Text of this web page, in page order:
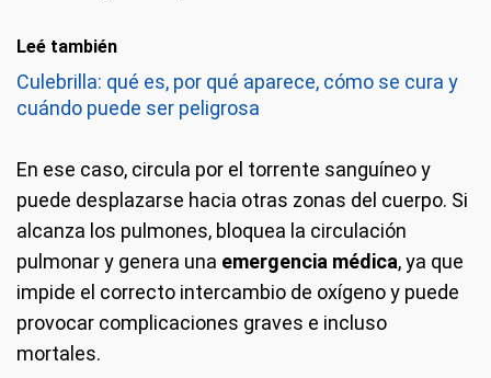
Leé también
Culebrilla: qué es, por qué aparece, cómo se cura y
cuándo puede ser peligrosa
En ese caso, circula por el torrente sanguíneo y
puede desplazarse hacia otras zonas del cuerpo. Si
alcanza los pulmones, bloquea la circulación
pulmonar y genera una emergencia médica, ya que
impide el correcto intercambio de oxígeno y puede
provocar complicaciones graves e incluso
mortales.